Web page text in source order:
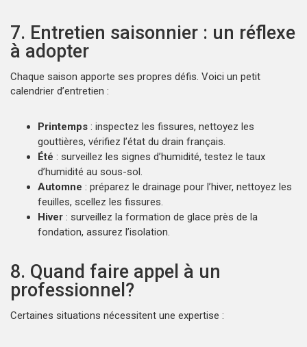
7. Entretien saisonnier : un réflexe
à adopter
Chaque saison apporte ses propres défis. Voici un petit
calendrier d’entretien :
Printemps : inspectez les fissures, nettoyez les
gouttières, vérifiez l’état du drain français.
Été : surveillez les signes d’humidité, testez le taux
d’humidité au sous-sol.
Automne : préparez le drainage pour l’hiver, nettoyez les
feuilles, scellez les fissures.
Hiver : surveillez la formation de glace près de la
fondation, assurez l’isolation.
8. Quand faire appel à un
professionnel?
Certaines situations nécessitent une expertise :